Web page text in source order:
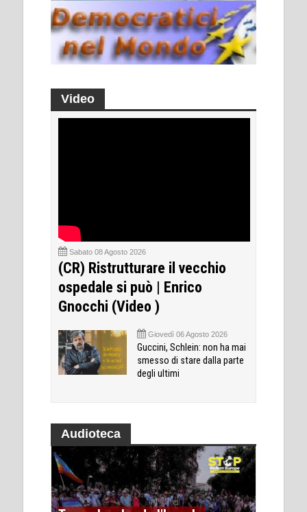
Video
Sabato 08 Agosto 2026
(CR) Ristrutturare il vecchio
ospedale si può | Enrico
Gnocchi (Video )
Giovedì 06 Agosto 2026
Guccini, Schlein: non ha mai
smesso di stare dalla parte
degli ultimi
Audioteca